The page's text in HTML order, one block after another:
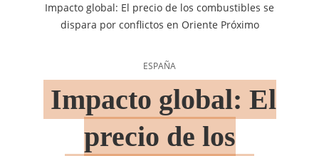
Impacto global: El precio de los combustibles se
dispara por conflictos en Oriente Próximo
ESPAÑA
Impacto global: El
precio de los